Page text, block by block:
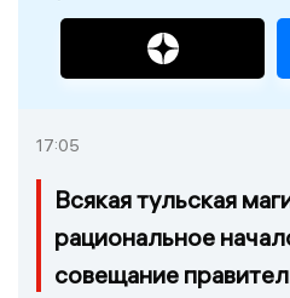
17:05
Всякая тульская
рациональное
совещание